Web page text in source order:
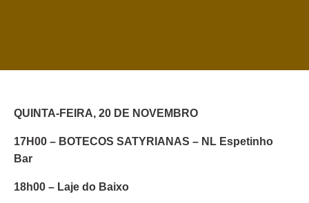
QUINTA-FEIRA, 20 DE NOVEMBRO
17H00 – BOTECOS SATYRIANAS – NL Espetinho
Bar
18h00 – Laje do Baixo